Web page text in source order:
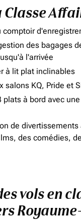
comptoir
des bagages
l'arrivée
à lit plat inclinables
salons KQ, Pride et
plats à bord avec
de divertissements
des comédies,
vols en